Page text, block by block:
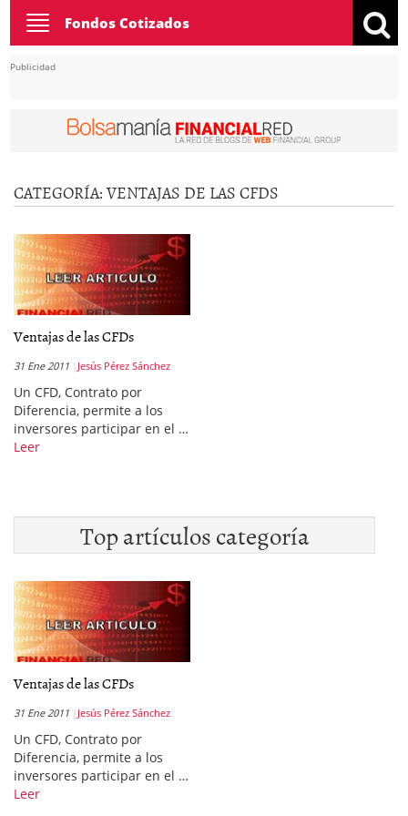
Toggle
navigation
Fondos Cotizados
Publicidad
CATEGORÍA:VENTAJAS DE LAS CFDS
Ventajas de las CFDs
31 Ene 2011 Jesús Pérez Sánchez
Un CFD, Contrato por
Diferencia, permite a los
inversores participar en el …
Leer
Top artículos categoría
Ventajas de las CFDs
31 Ene 2011 Jesús Pérez Sánchez
Un CFD, Contrato por
Diferencia, permite a los
inversores participar en el …
Leer